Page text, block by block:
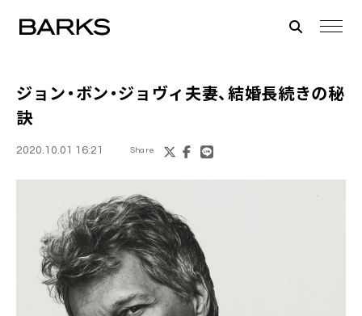
ジョン・ボン・ジョヴィ 夫妻、結婚長続きの秘
訣
2020.10.01 16:21 Share